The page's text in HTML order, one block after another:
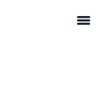
menu